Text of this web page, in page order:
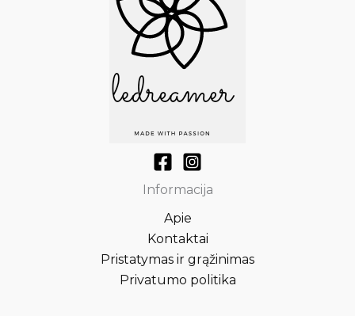
Informacija
Apie
Kontaktai
Pristatymas ir grąžinimas
Privatumo politika